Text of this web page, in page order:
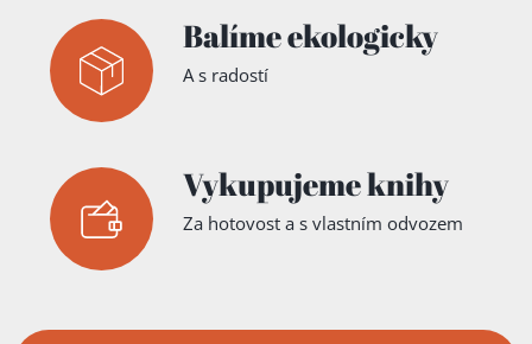
Balíme ekologicky
A s radostí
Vykupujeme knihy
Za hotovost a s vlastním odvozem